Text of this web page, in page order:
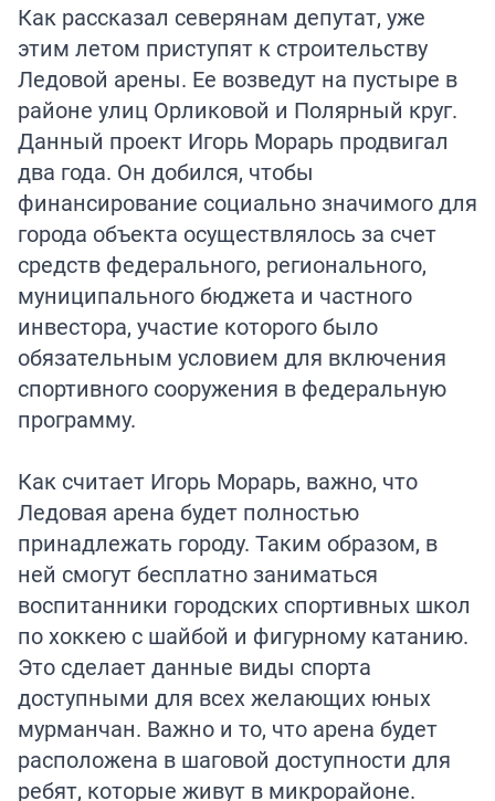
Как рассказал северянам депутат, уже
этим летом приступят к строительству
Ледовой арены. Ее возведут на пустыре в
районе улиц Орликовой и Полярный круг.
Данный проект Игорь Морарь продвигал
два года. Он добился, чтобы
финансирование социально значимого для
города объекта осуществлялось за счет
средств федерального, регионального,
муниципального бюджета и частного
инвестора, участие которого было
обязательным условием для включения
спортивного сооружения в федеральную
программу.
Как считает Игорь Морарь, важно, что
Ледовая арена будет полностью
принадлежать городу. Таким образом, в
ней смогут бесплатно заниматься
воспитанники городских спортивных школ
по хоккею с шайбой и фигурному катанию.
Это сделает данные виды спорта
доступными для всех желающих юных
мурманчан. Важно и то, что арена будет
расположена в шаговой доступности для
ребят, которые живут в микрорайоне.